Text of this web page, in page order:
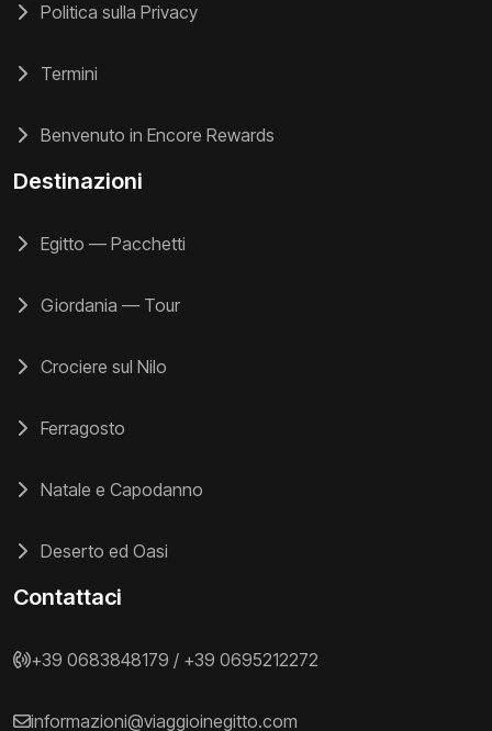
Politica sulla Privacy
Termini
Benvenuto in Encore Rewards
Destinazioni
Egitto — Pacchetti
Giordania — Tour
Crociere sul Nilo
Ferragosto
Natale e Capodanno
Deserto ed Oasi
Contattaci
+39 0683848179 / +39 0695212272
informazioni@viaggioinegitto.com